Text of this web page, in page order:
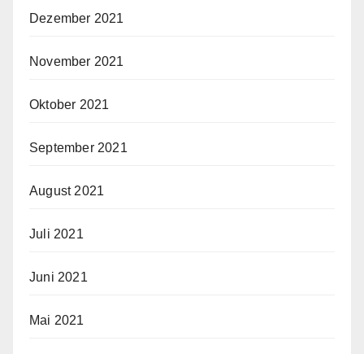
Dezember 2021
November 2021
Oktober 2021
September 2021
August 2021
Juli 2021
Juni 2021
Mai 2021